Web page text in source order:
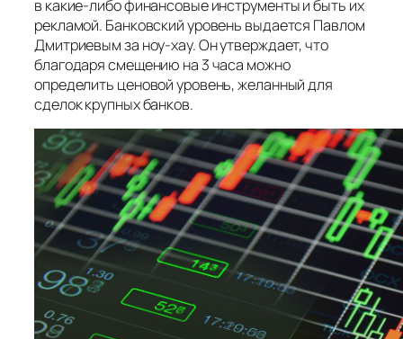
в какие-либо финансовые инструменты и быть их
рекламой. Банковский уровень выдается Павлом
Дмитриевым за ноу-хау. Он утверждает, что
благодаря смещению на 3 часа можно
определить ценовой уровень, желанный для
сделок крупных банков.